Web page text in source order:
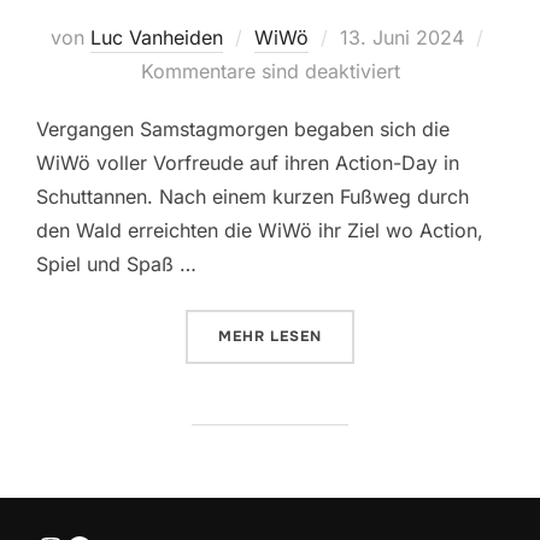
von Luc Vanheiden WiWö
Veröffentlicht
am
13. Juni 2024
Kommentare sind deaktiviert
Vergangen Samstagmorgen begaben sich die
WiWö voller Vorfreude auf ihren Action-Day in
Schuttannen. Nach einem kurzen Fußweg durch
den Wald erreichten die WiWö ihr Ziel wo Action,
Spiel und Spaß …
MEHR ÜBER “WIWÖ – ACTION-DAY
LESEN